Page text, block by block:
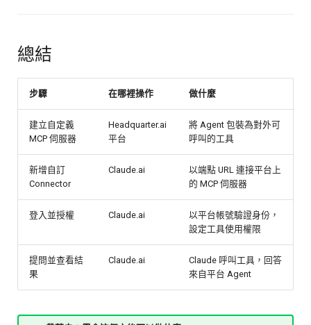
總結
步驟 在哪裡操作 做什麼
建立自定義
MCP 伺服器
Headquarter.ai
平台
將 Agent 包裝為對外可
呼叫的工具
新增自訂
Connector
Claude.ai
以端點 URL 連接平台上
的 MCP 伺服器
登入並授權 Claude.ai
以平台帳號驗證身份，
設定工具使用權限
提問並查看結
果
Claude.ai
Claude 呼叫工具，回答
來自平台 Agent